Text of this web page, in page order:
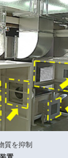
質を抑制